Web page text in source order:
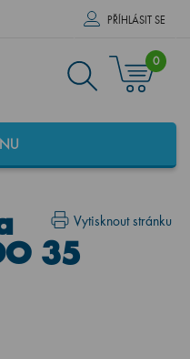
PŘÍHLÁSIT SE
0
Vytisknout stránku
35